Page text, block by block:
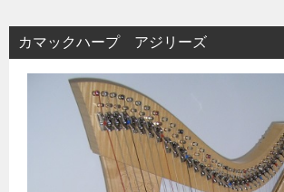
カマックハープ アジリーズ